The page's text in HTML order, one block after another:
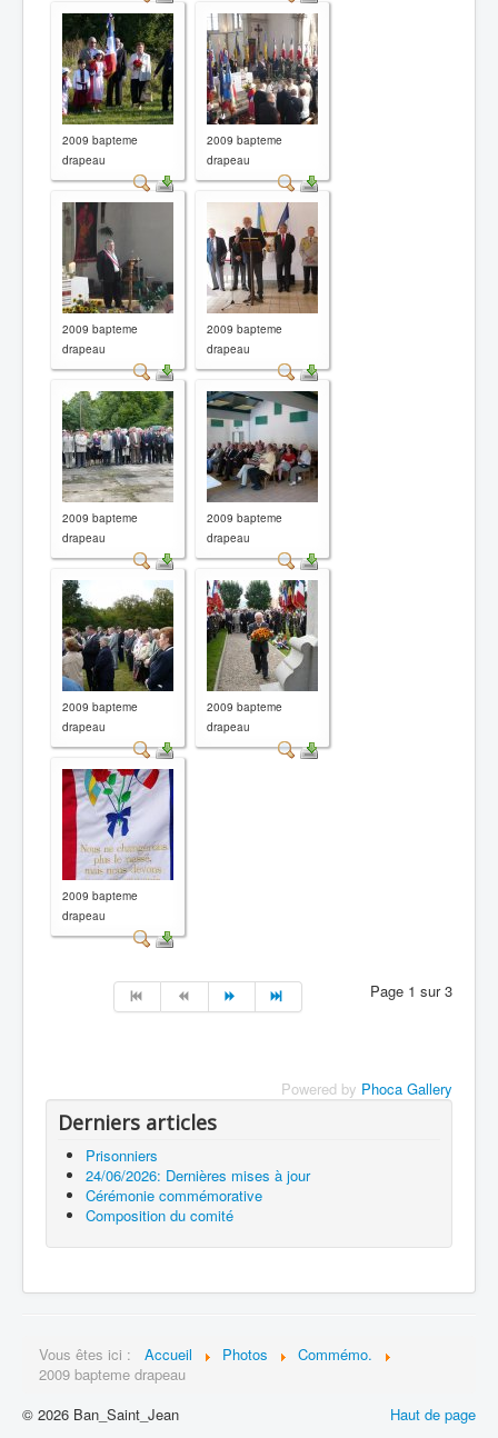
2009 bapteme
drapeau
2009 bapteme
drapeau
2009 bapteme
drapeau
2009 bapteme
drapeau
2009 bapteme
drapeau
2009 bapteme
drapeau
2009 bapteme
drapeau
2009 bapteme
drapeau
2009 bapteme
drapeau
Page 1 sur 3
Powered by Phoca Gallery
Derniers articles
Prisonniers
24/06/2026: Dernières mises à jour
Cérémonie commémorative
Composition du comité
Vous êtes ici : Accueil Photos
Commémo.
2009 bapteme drapeau
Haut de page
© 2026 Ban_Saint_Jean